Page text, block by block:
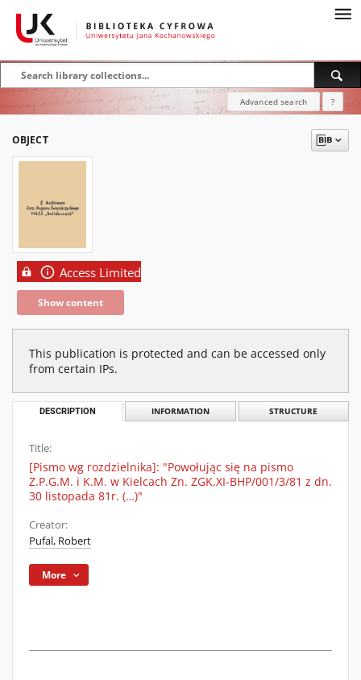
Advanced search ?
OBJECT
Access Limited
Show content
This publication is protected and can be accessed only
from certain IPs.
DESCRIPTION INFORMATION STRUCTURE
Title:
[Pismo wg rozdzielnika]: "Powołując się na pismo
Z.P.G.M. i K.M. w Kielcach Zn. ZGK,XI-BHP/001/3/81 z dn.
30 listopada 81r. (…)"
Creator:
Pufal, Robert
More